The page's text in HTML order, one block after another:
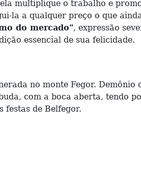
multiplique o trabalho e
a qualquer preço o que
do mercado", expressão
essencial de sua felicidade.
no monte Fegor. Demônio
com a boca aberta, tendo
festas de Belfegor.